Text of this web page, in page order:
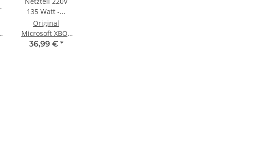
Original
Microsoft XBOX
360 Slim
36,99 € *